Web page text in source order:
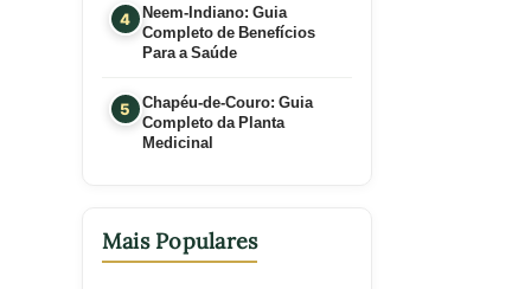
Neem-Indiano: Guia
Completo de Benefícios
Para a Saúde
Chapéu-de-Couro: Guia
Completo da Planta
Medicinal
Mais Populares